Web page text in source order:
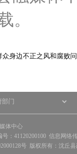
。
众身边不正之风和腐败
体中心
：41120200100 信息网络
号 版权所有：沈丘